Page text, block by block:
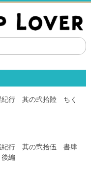
紀行 其の弐拾陸 ちく
紀行 其の弐拾伍 書肆
編